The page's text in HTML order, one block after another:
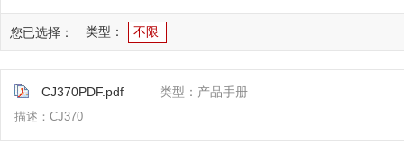
您已选择： 类型： 不限
CJ370PDF.pdf 类型：产品手册
描述：CJ370